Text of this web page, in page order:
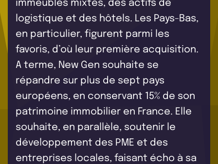
immeubles mixtes, des actifs de
logistique et des hôtels. Les Pays-Bas,
en particulier, figurent parmi les
favoris, d’où leur première acquisition.
A terme, New Gen souhaite se
répandre sur plus de sept pays
européens, en conservant 15% de son
patrimoine immobilier en France. Elle
souhaite, en parallèle, soutenir le
développement des PME et des
entreprises locales, faisant écho à sa